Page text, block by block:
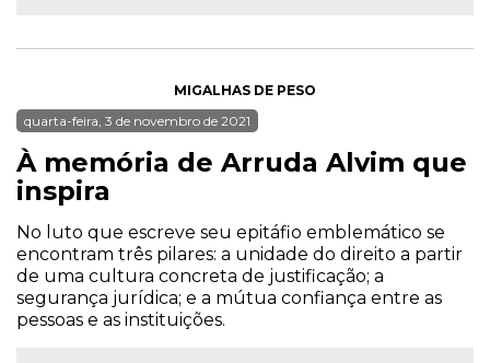
MIGALHAS DE PESO
quarta-feira, 3 de novembro de 2021
À memória de Arruda Alvim que
inspira
No luto que escreve seu epitáfio emblemático se
encontram três pilares: a unidade do direito a partir
de uma cultura concreta de justificação; a
segurança jurídica; e a mútua confiança entre as
pessoas e as instituições.